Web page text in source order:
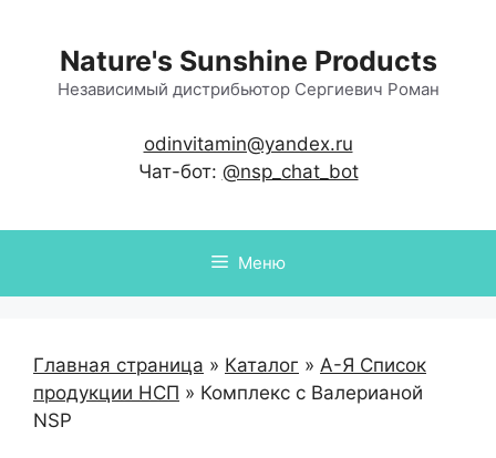
содержимому
Nature's Sunshine Products
Независимый дистрибьютор Сергиевич Роман
odinvitamin@yandex.ru
Чат-бот: @nsp_chat_bot
Меню
Главная страница » Каталог » А-Я Список
продукции НСП » Комплекс с Валерианой
NSP